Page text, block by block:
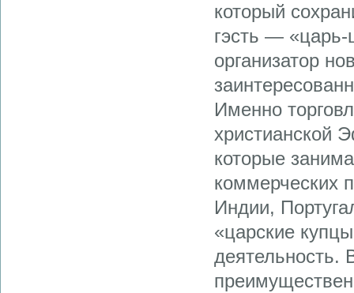
который
гэсть — «царь-
организатор
Именно
христианской
которые
коммерческих
Индии,
«царские
деятельность.